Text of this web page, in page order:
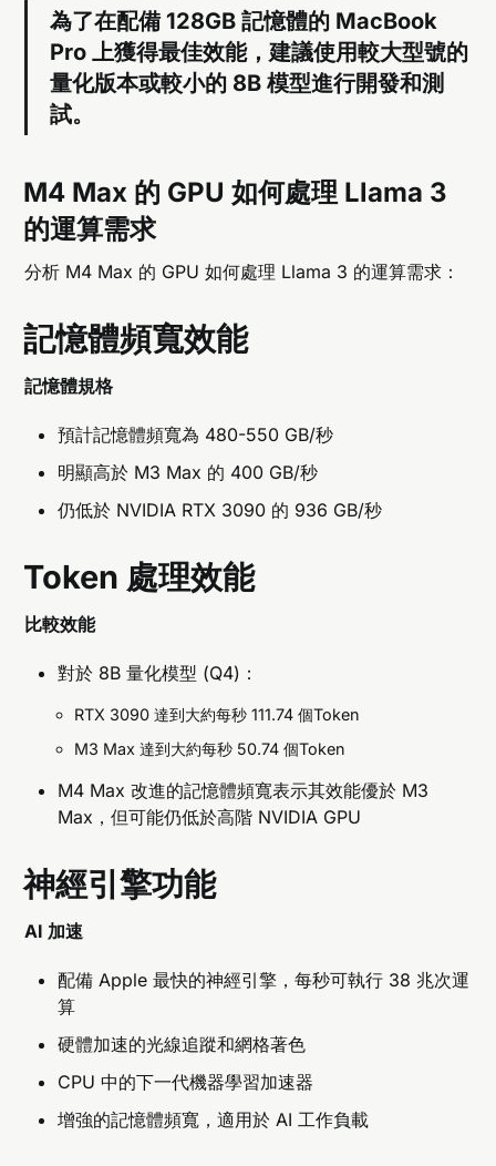
為了在配備 128GB 記憶體的 MacBook
Pro 上獲得最佳效能，建議使用較大型號的
量化版本或較小的 8B 模型進行開發和測
試。
M4 Max 的 GPU 如何處理 Llama 3
的運算需求
分析 M4 Max 的 GPU 如何處理 Llama 3 的運算需求：
記憶體頻寬效能
記憶體規格
預計記憶體頻寬為 480-550 GB/秒
明顯高於 M3 Max 的 400 GB/秒
仍低於 NVIDIA RTX 3090 的 936 GB/秒
Token 處理效能
比較效能
對於 8B 量化模型 (Q4)：
RTX 3090 達到大約每秒 111.74 個Token
M3 Max 達到大約每秒 50.74 個Token
M4 Max 改進的記憶體頻寬表示其效能優於 M3
Max，但可能仍低於高階 NVIDIA GPU
神經引擎功能
AI 加速
配備 Apple 最快的神經引擎，每秒可執行 38 兆次運
算
硬體加速的光線追蹤和網格著色
CPU 中的下一代機器學習加速器
增強的記憶體頻寬，適用於 AI 工作負載